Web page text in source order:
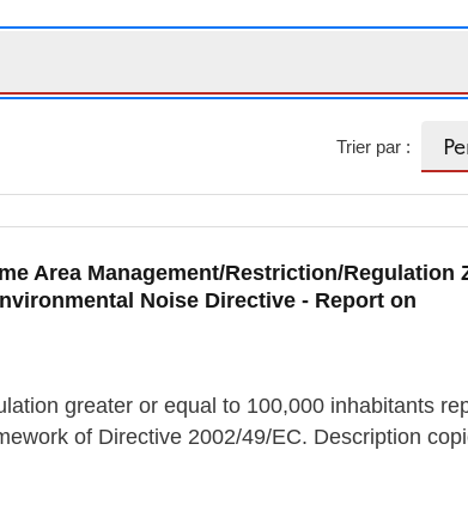
Trier par :
Area Management/Restriction/Regulation
Noise Directive - Report on
greater or equal to 100,000 inhabitants
of Directive 2002/49/EC. Description